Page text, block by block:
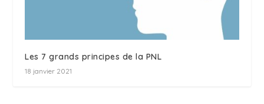
Les 7 grands principes de la PNL
18 janvier 2021